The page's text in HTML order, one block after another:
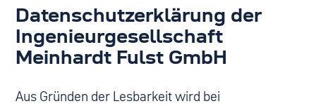
Datenschutzerklärung der
Ingenieurgesellschaft
Meinhardt Fulst GmbH
Aus Gründen der Lesbarkeit wird bei